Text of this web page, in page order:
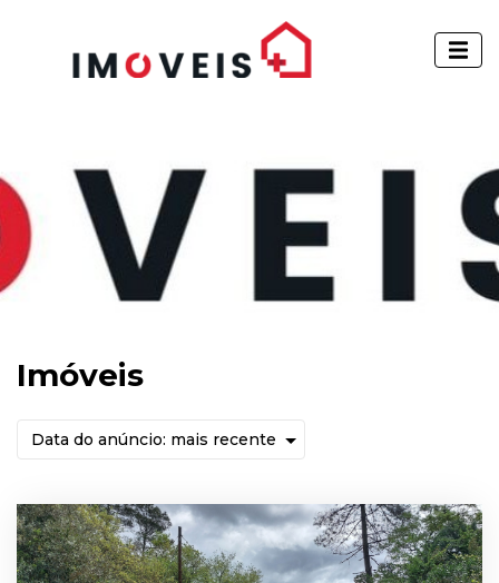
Imóveis